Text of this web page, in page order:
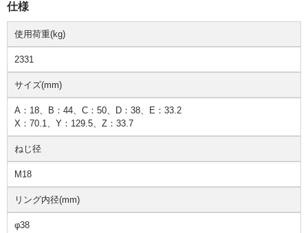
仕様
使用荷重(kg)
2331
サイズ(mm)
A：18、B：44、C：50、D：38、E：33.2
X：70.1、Y：129.5、Z：33.7
ねじ径
M18
リング内径(mm)
φ38